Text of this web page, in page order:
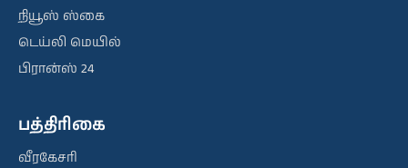
நியூஸ் ஸ்கை
டெய்லி மெயில்
பிரான்ஸ் 24
பத்திரிகை
வீரகேசரி